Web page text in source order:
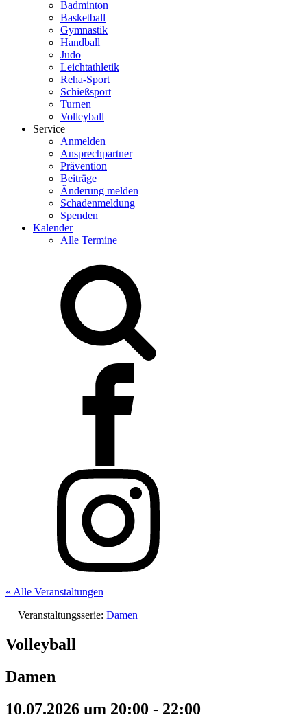
Badminton
Basketball
Gymnastik
Handball
Judo
Leichtathletik
Reha-Sport
Schießsport
Turnen
Volleyball
Service
Anmelden
Ansprechpartner
Prävention
Beiträge
Änderung melden
Schadenmeldung
Spenden
Kalender
Alle Termine
« Alle Veranstaltungen
Veranstaltungsserie: Damen
Volleyball
Damen
10.07.2026 um 20:00 - 22:00